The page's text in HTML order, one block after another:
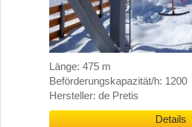
Länge: 475 m
Beförderungskapazität/h: 1200
Hersteller: de Pretis
Details